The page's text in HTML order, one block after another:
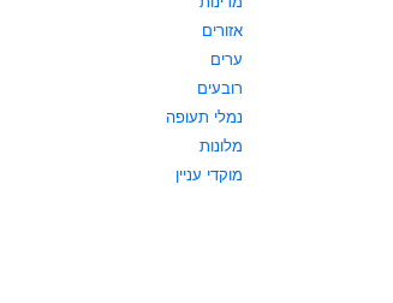
אזורים
ערים
רובעים
נמלי תעופה
מלונות
מוקדי עניין